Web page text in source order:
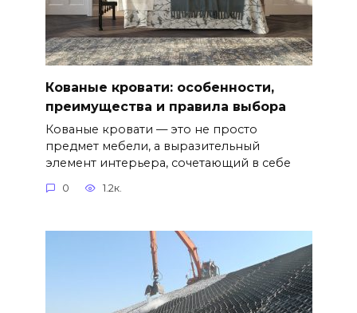
Кованые кровати: особенности,
преимущества и правила выбора
Кованые кровати — это не просто
предмет мебели, а выразительный
элемент интерьера, сочетающий в себе
0 1.2к.